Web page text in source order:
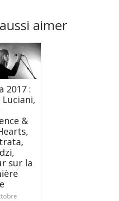
aimer
2017 :
Luciani,
&
sur la